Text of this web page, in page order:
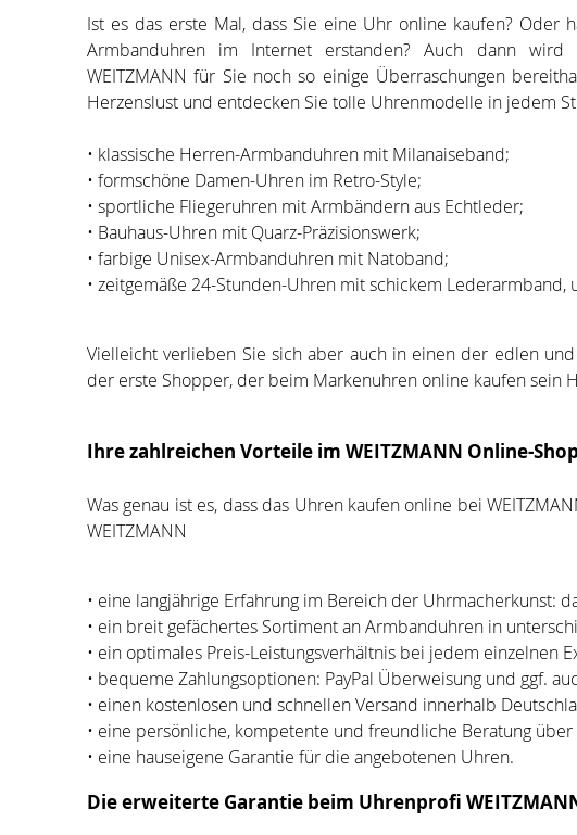
Ist es das erste Mal, dass Sie eine Uhr online kaufen? Oder
Armbanduhren im Internet erstanden? Auch dann wird
WEITZMANN für Sie noch so einige Überraschungen
Herzenslust und entdecken Sie tolle Uhrenmodelle in jedem
• klassische Herren-Armbanduhren mit Milanaiseband;
• formschöne Damen-Uhren im Retro-Style;
• sportliche Fliegeruhren mit Armbändern aus Echtleder;
• Bauhaus-Uhren mit Quarz-Präzisionswerk;
• farbige Unisex-Armbanduhren mit Natoband;
• zeitgemäße 24-Stunden-Uhren mit schickem Lederarmband,
Vielleicht verlieben Sie sich aber auch in einen der edlen
der erste Shopper, der beim Markenuhren online kaufen sein
Ihre zahlreichen Vorteile im WEITZMANN Online-Shop
Was genau ist es, dass das Uhren kaufen online bei
WEITZMANN
• eine langjährige Erfahrung im Bereich der Uhrmacherkunst:
• ein breit gefächertes Sortiment an Armbanduhren in
• ein optimales Preis-Leistungsverhältnis bei jedem einzelnen
• bequeme Zahlungsoptionen: PayPal Überweisung und ggf.
• einen kostenlosen und schnellen Versand innerhalb
• eine persönliche, kompetente und freundliche Beratung
• eine hauseigene Garantie für die angebotenen Uhren.
Die erweiterte Garantie beim Uhrenprofi